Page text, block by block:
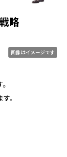
略
画像はイメージです
。